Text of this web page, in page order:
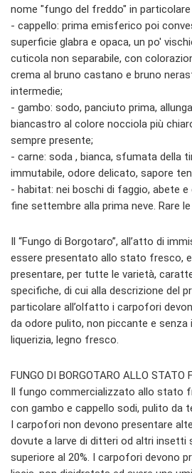
nome "fungo del freddo" in
- cappello: prima emisferico poi
superficie glabra e opaca, un po'
cuticola non separabile, con
crema al bruno castano e bruno
intermedie;
- gambo: sodo, panciuto prima,
biancastro al colore nocciola più
sempre presente;
- carne: soda , bianca, sfumata della
immutabile, odore delicato, sapore
- habitat: nei boschi di faggio, abete
fine settembre alla prima neve. Rare
Il “Fungo di Borgotaro”, all’atto di
essere presentato allo stato fresco,
presentare, per tutte le varietà,
specifiche, di cui alla descrizione del
particolare all’olfatto i carpofori
da odore pulito, non piccante e senza
liquerizia, legno fresco.
FUNGO DI BORGOTARO ALLO STATO
Il fungo commercializzato allo stato
con gambo e cappello sodi, pulito da
I carpofori non devono presentare
dovute a larve di ditteri od altri insetti
superiore al 20%. I carpofori devono